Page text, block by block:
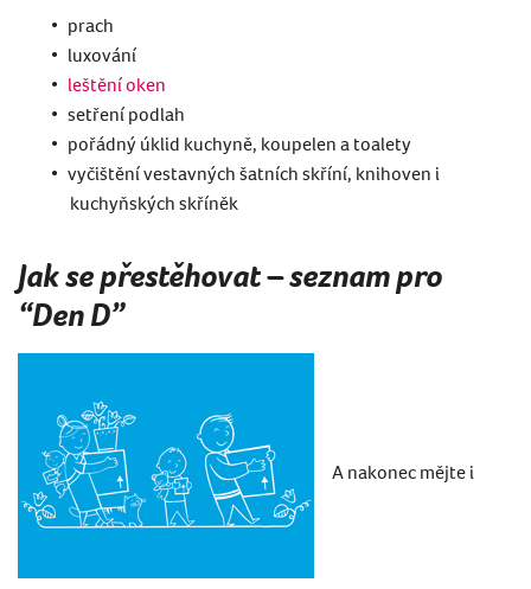
prach
luxování
leštění oken
setření podlah
pořádný úklid kuchyně, koupelen a toalety
vyčištění vestavných šatních skříní, knihoven i
kuchyňských skříněk
Jak se přestěhovat – seznam pro
“Den D”
A nakonec mějte i